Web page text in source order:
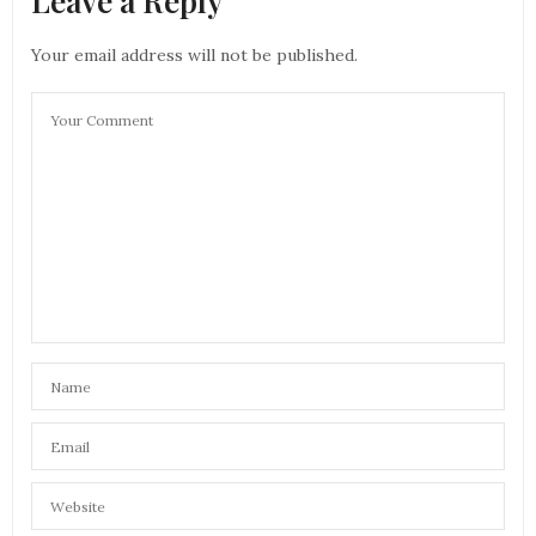
Your email address will not be published.